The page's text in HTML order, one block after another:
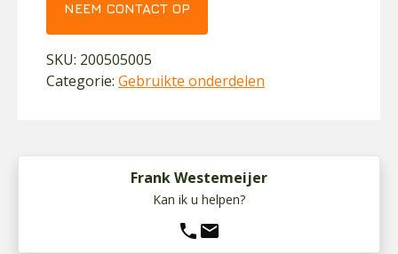
NEEM CONTACT OP
SKU: 200505005
Categorie: Gebruikte onderdelen
Frank Westemeijer
Kan ik u helpen?
phone mail